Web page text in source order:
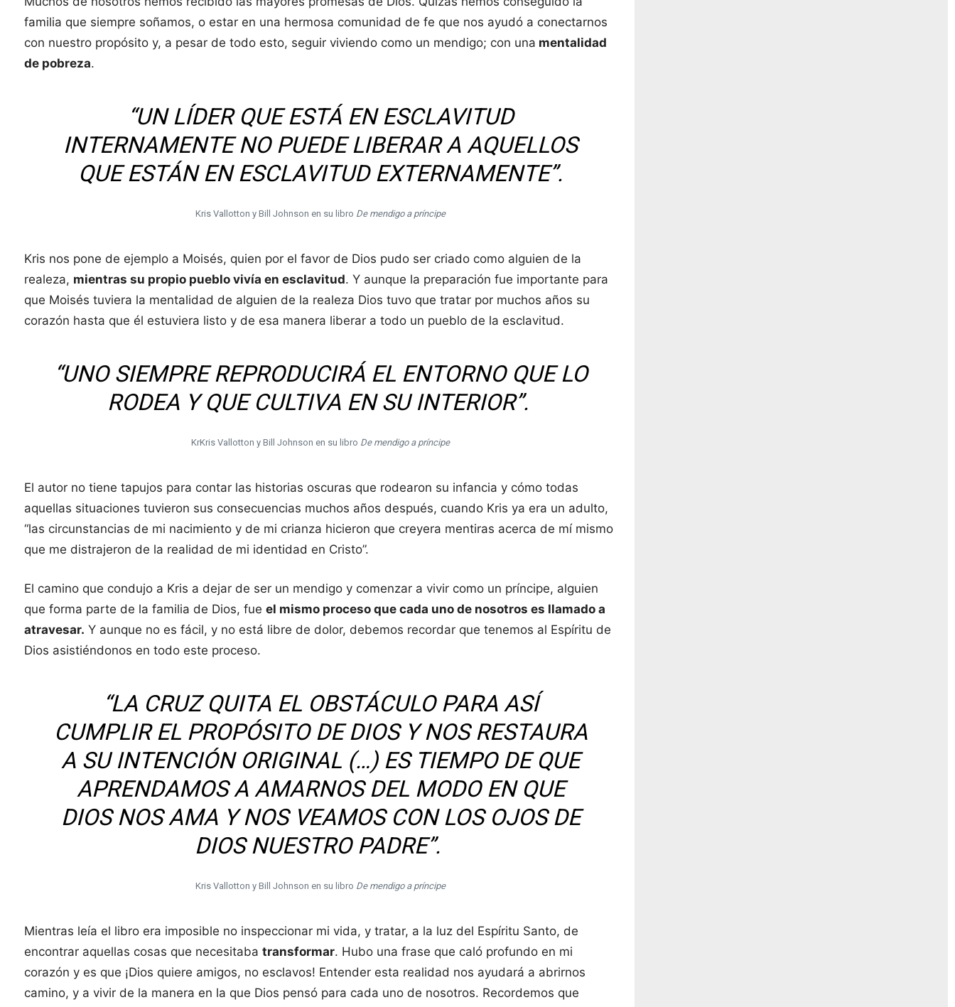
familia que siempre soñamos, o estar en una hermosa comunidad de fe que nos ayudó a conectarnos
con nuestro propósito y, a pesar de todo esto, seguir viviendo como un mendigo; con una mentalidad
de pobreza.
“UN LÍDER QUE ESTÁ EN ESCLAVITUD
INTERNAMENTE NO PUEDE LIBERAR A AQUELLOS
QUE ESTÁN EN ESCLAVITUD EXTERNAMENTE”.
Kris Vallotton y Bill Johnson en su libro De mendigo a príncipe
Kris nos pone de ejemplo a Moisés, quien por el favor de Dios pudo ser criado como alguien de la
realeza, mientras su propio pueblo vivía en esclavitud. Y aunque la preparación fue importante para
que Moisés tuviera la mentalidad de alguien de la realeza Dios tuvo que tratar por muchos años su
corazón hasta que él estuviera listo y de esa manera liberar a todo un pueblo de la esclavitud.
“UNO SIEMPRE REPRODUCIRÁ EL ENTORNO QUE LO
RODEA Y QUE CULTIVA EN SU INTERIOR”.
KrKris Vallotton y Bill Johnson en su libro De mendigo a príncipe
El autor no tiene tapujos para contar las historias oscuras que rodearon su infancia y cómo todas
aquellas situaciones tuvieron sus consecuencias muchos años después, cuando Kris ya era un adulto,
“las circunstancias de mi nacimiento y de mi crianza hicieron que creyera mentiras acerca de mí mismo
que me distrajeron de la realidad de mi identidad en Cristo”.
El camino que condujo a Kris a dejar de ser un mendigo y comenzar a vivir como un príncipe, alguien
que forma parte de la familia de Dios, fue el mismo proceso que cada uno de nosotros es llamado a
atravesar. Y aunque no es fácil, y no está libre de dolor, debemos recordar que tenemos al Espíritu de
Dios asistiéndonos en todo este proceso.
“LA CRUZ QUITA EL OBSTÁCULO PARA ASÍ
CUMPLIR EL PROPÓSITO DE DIOS Y NOS RESTAURA
A SU INTENCIÓN ORIGINAL (…) ES TIEMPO DE QUE
APRENDAMOS A AMARNOS DEL MODO EN QUE
DIOS NOS AMA Y NOS VEAMOS CON LOS OJOS DE
DIOS NUESTRO PADRE”.
Kris Vallotton y Bill Johnson en su libro De mendigo a príncipe
Mientras leía el libro era imposible no inspeccionar mi vida, y tratar, a la luz del Espíritu Santo, de
encontrar aquellas cosas que necesitaba transformar. Hubo una frase que caló profundo en mi
corazón y es que ¡Dios quiere amigos, no esclavos! Entender esta realidad nos ayudará a abrirnos
camino, y a vivir de la manera en la que Dios pensó para cada uno de nosotros. Recordemos que